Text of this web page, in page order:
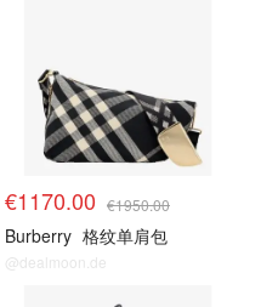
€1170.00 €1950.00
Burberry 格纹单肩包
@dealmoon.de